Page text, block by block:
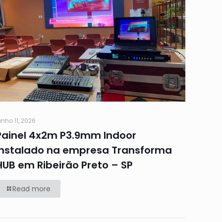
11, 2026
4x2m P3.9mm Indoor
na empresa Transforma
em Ribeirão Preto – SP
Read more